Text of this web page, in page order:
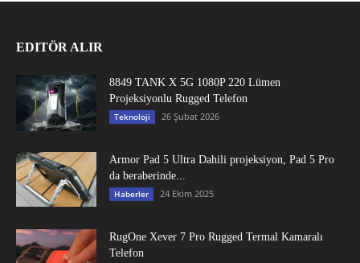
EDITÖR ALIR
8849 TANK X 5G 1080P 220 Lümen
Projeksiyonlu Rugged Telefon
Teknoloji 26 Şubat 2026
Armor Pad 5 Ultra Dahili projeksiyon, Pad 5 Pro
da beraberinde...
Haberler 24 Ekim 2025
RugOne Xever 7 Pro Rugged Termal Kamaralı
Telefon